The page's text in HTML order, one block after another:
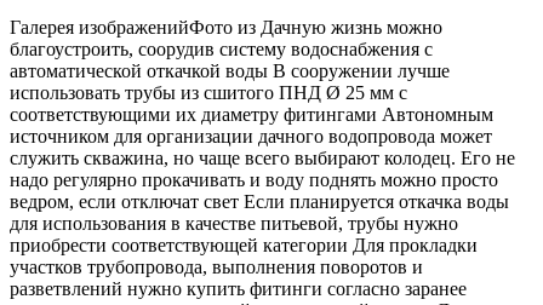
Галерея изображенийФото из Дачную жизнь можно
благоустроить, соорудив систему водоснабжения с
автоматической откачкой воды В сооружении лучше
использовать трубы из сшитого ПНД Ø 25 мм с
соответствующими их диаметру фитингами Автономным
источником для организации дачного водопровода может
служить скважина, но чаще всего выбирают колодец. Его не
надо регулярно прокачивать и воду поднять можно просто
ведром, если отключат свет Если планируется откачка воды
для использования в качестве питьевой, трубы нужно
приобрести соответствующей категории Для прокладки
участков трубопровода, выполнения поворотов и
разветвлений нужно купить фитинги согласно заранее